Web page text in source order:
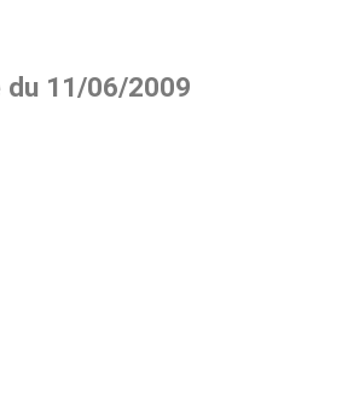
du 11/06/2009